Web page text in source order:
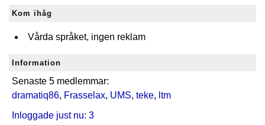
Kom ihåg
Vårda språket, ingen reklam
Information
Senaste 5 medlemmar:
dramatiq86, Frasselax, UMS, teke, ltm
Inloggade just nu: 3